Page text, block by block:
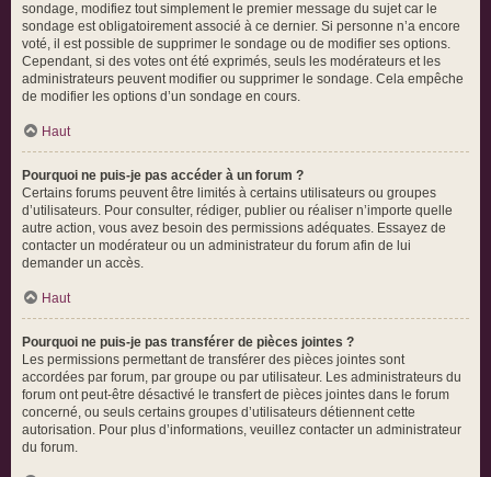
sondage, modifiez tout simplement le premier message du sujet car le
sondage est obligatoirement associé à ce dernier. Si personne n’a encore
voté, il est possible de supprimer le sondage ou de modifier ses options.
Cependant, si des votes ont été exprimés, seuls les modérateurs et les
administrateurs peuvent modifier ou supprimer le sondage. Cela empêche
de modifier les options d’un sondage en cours.
Haut
Pourquoi ne puis-je pas accéder à un forum ?
Certains forums peuvent être limités à certains utilisateurs ou groupes
d’utilisateurs. Pour consulter, rédiger, publier ou réaliser n’importe quelle
autre action, vous avez besoin des permissions adéquates. Essayez de
contacter un modérateur ou un administrateur du forum afin de lui
demander un accès.
Haut
Pourquoi ne puis-je pas transférer de pièces jointes ?
Les permissions permettant de transférer des pièces jointes sont
accordées par forum, par groupe ou par utilisateur. Les administrateurs du
forum ont peut-être désactivé le transfert de pièces jointes dans le forum
concerné, ou seuls certains groupes d’utilisateurs détiennent cette
autorisation. Pour plus d’informations, veuillez contacter un administrateur
du forum.